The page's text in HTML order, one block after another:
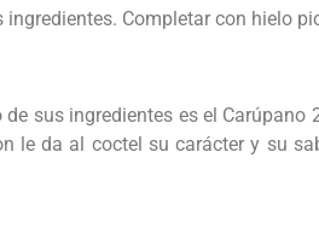
Completar con hielo
sus ingredientes es el
le da al coctel su carácter y su